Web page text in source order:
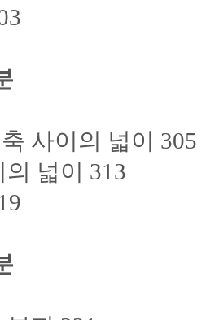
사이의 넓이 305
넓이 313